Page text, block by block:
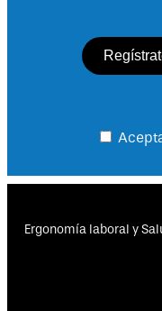
Ergonomía laboral y